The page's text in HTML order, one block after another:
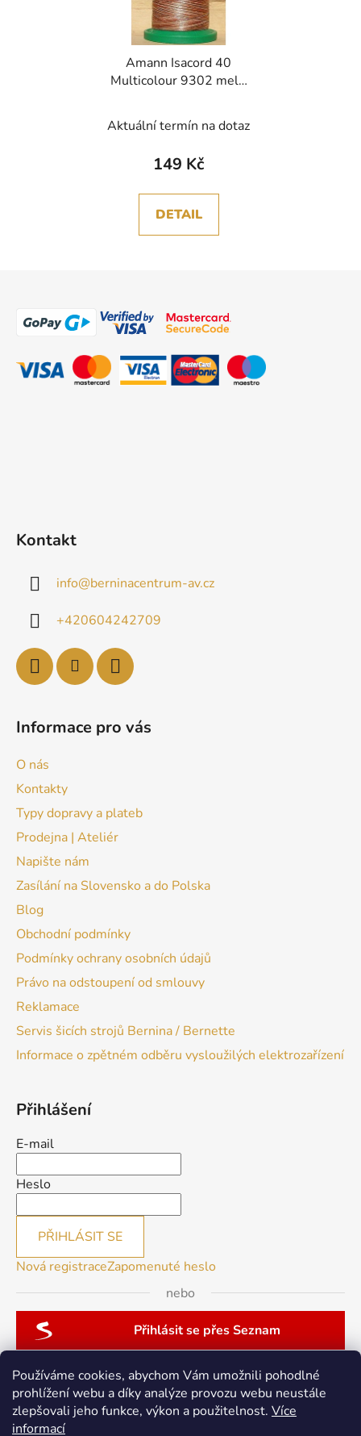
Používáme cookies, abychom Vám umožnili pohodlné
prohlížení webu a díky analýze provozu webu neustále
zlepšovali jeho funkce, výkon a použitelnost. Více
informací
Amann Isacord 40
Multicolour 9302 melír
Aktuální termín na dotaz
149 Kč
DETAIL
Kontakt
info@berninacentrum-av.cz
+420604242709
Informace pro vás
O nás
Kontakty
Typy dopravy a plateb
Prodejna | Ateliér
Napište nám
Zasílání na Slovensko a do Polska
Blog
Obchodní podmínky
Podmínky ochrany osobních údajů
Právo na odstoupení od smlouvy
Reklamace
Servis šicích strojů Bernina / Bernette
Informace o zpětném odběru vysloužilých elektrozařízení
Přihlášení
E-mail
Heslo
PŘIHLÁSIT SE
Nová registraceZapomenuté heslo
nebo
Přihlásit se přes Seznam
patchwork-aja.cz